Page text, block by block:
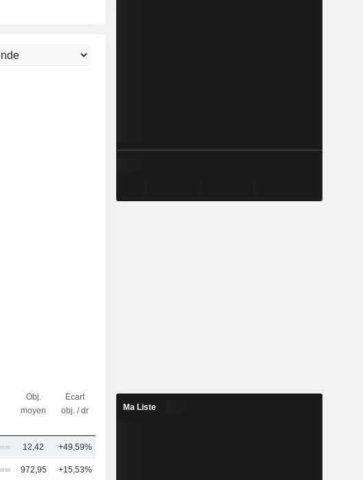
Obj.
moyen
Ecart
obj. / dr
Nbr
d'analystes
12,42 +49,59%
972,95 +15,53%
Ma Liste